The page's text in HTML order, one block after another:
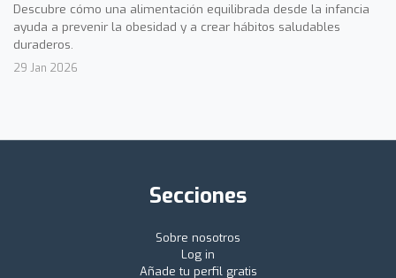
Descubre cómo una alimentación equilibrada desde la infancia
ayuda a prevenir la obesidad y a crear hábitos saludables
duraderos.
29 Jan 2026
Secciones
Sobre nosotros
Log in
Añade tu perfil gratis